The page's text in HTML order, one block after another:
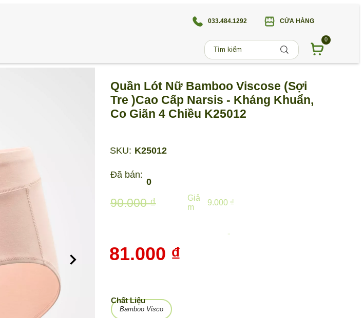
033.484.1292 CỬA HÀNG
0
Quần Lót Nữ Bamboo Viscose (Sợi
Tre )Cao Cấp Narsis - Kháng Khuẩn,
Co Giãn 4 Chiều K25012
Đã bán:
0
Bamboo Visco
Chất Liệu
-
81.000 ₫
90.000 ₫ 9.000 ₫
Giả
m
SKU: K25012